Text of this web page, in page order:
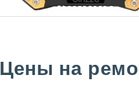
Цены на